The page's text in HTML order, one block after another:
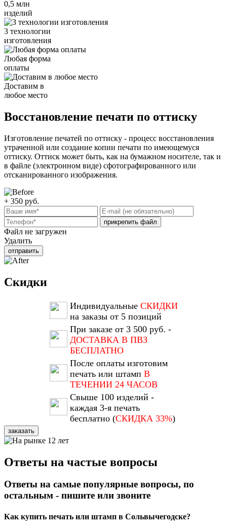
0,5 млн
изделий
3 технологии
изготовления
Любая форма
оплаты
Доставим в
любое место
Восстановление печати по оттиску
Изготовление печатей по оттиску - процесс восстановления
утраченной или создание копии печати по имеющемуся
оттиску. Оттиск может быть, как на бумажном носителе, так и
в файле (электронном виде) сфотографированного или
отсканированного изображения.
+ 350 руб.
прикрепить файл
Файл не загружен
Удалить
отправить
Скидки
Индивидуальные СКИДКИ
на заказы от 5 позиций
При заказе от 3 500 руб. -
ДОСТАВКА В ПВЗ
БЕСПЛАТНО
После оплаты изготовим
печать или штамп В
ТЕЧЕНИИ 24 ЧАСОВ
Свыше 100 изделий -
каждая 3-я печать
бесплатно (СКИДКА 33%)
заказать
Ответы на частые вопросы
Ответы на самые популярные вопросы, по
остальным - пишите или звоните
Как купить печать или штамп в Сольвычегодске?